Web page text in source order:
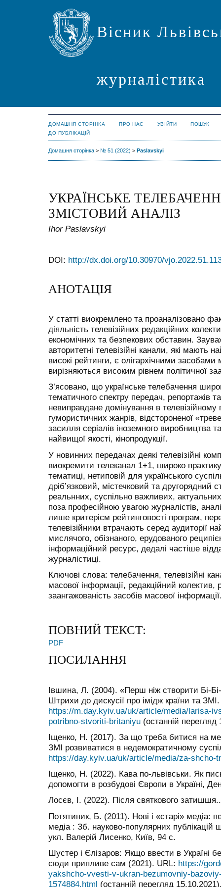
Вісник
журналістика
ДОМАШНЯ СТОРІНКА ПРО НАС УВІЙТИ
ПОШУК
ДО ПУБЛІКАЦІЙ
Домашня сторінка > № 51 (2022) > Paslavskyi
УКРАЇНСЬКЕ
ЗМІСТОВИЙ АНАЛІЗ
Ihor Paslavskyi
DOI: http://dx.doi.org/10.30970/
АНОТАЦІЯ
У статті виокремлено та проаналізовано
діяльність телевізійних редакційних
економічних та безпекових обставин.
авторитетні телевізійні канали, які мають
високі рейтинги, є олігархічними
вирізняються високим рівнем політичної
З’ясовано, що українське телебачення
тематичного спектру передач, репортажів
невиправдане домінування в телевізійному
гумористичних жанрів, відстороненої
засилля серіалів іноземного виробництва
найвищої якості, кінопродукції.
У новинних передачах деякі телевізійні
виокремити телеканал 1+1, широко
тематиці, нетиповій для українського
дріб’язковий, містечковий та другорядний
реальнних, суспільно важливих,
поза професійною увагою журналістів,
лише критерієм рейтинговості програм,
телевізійники втрачають серед аудиторії
мислячого, обізнаного, ерудованого
інформаційний ресурс, дедалі частіше
журналістиці.
Ключові слова: телебачення, телевізійні
масової інформації, редакційний колектив,
заангажованість засобів масової
ПОВНИЙ ТЕКСТ:
PDF
ПОСИЛАННЯ
Івшина, Л. (2004). «Перш ніж створити Бі-
Штрихи до дискусії про імідж країни та
https://m.day.kyiv.ua/uk/article/media/larisa-
potribno-stvoriti-britaniyu (останній
Іщенко, Н. (2017). За що треба битися на
ЗМІ розвиватися в недемократичному
https://day.kyiv.ua/uk/article/media/za-shcho-
Іщенко, Н. (2022). Кава по-львівськи. Як
допомогти в розбудові Європи в Україні,
Лосєв, І. (2022). Після святкового
Потятиник, Б. (2011). Нові і «старі» медіа:
медіа : Зб. науково-популярних публікацій
укл. Валерій Лисенко, Київ, 94 с.
Шустер і Єлізаров: Якщо ввести в Україні
сюди припливе сам (2021). URL: https://
yakshcho-vvesti-v-ukran-bezumovniy-
1574884.html (останній перегляд